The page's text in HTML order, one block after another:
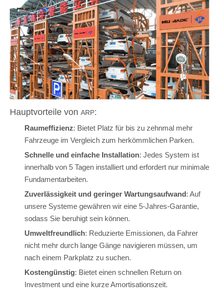
Hauptvorteile von ARP:
Raumeffizienz: Bietet Platz für bis zu zehnmal mehr
Fahrzeuge im Vergleich zum herkömmlichen Parken.
Schnelle und einfache Installation: Jedes System ist
innerhalb von 5 Tagen installiert und erfordert nur minimale
Fundamentarbeiten.
Zuverlässigkeit und geringer Wartungsaufwand: Auf
unsere Systeme gewähren wir eine 5-Jahres-Garantie,
sodass Sie beruhigt sein können.
Umweltfreundlich: Reduzierte Emissionen, da Fahrer
nicht mehr durch lange Gänge navigieren müssen, um
nach einem Parkplatz zu suchen.
Kostengünstig: Bietet einen schnellen Return on
Investment und eine kurze Amortisationszeit.